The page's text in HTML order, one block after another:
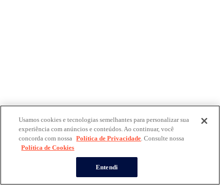
Usamos cookies e tecnologias semelhantes para personalizar sua
experiência com anúncios e conteúdos. Ao continuar, você
concorda com nossa Política de Privacidade. Consulte nossa
Política de Cookies
Entendi